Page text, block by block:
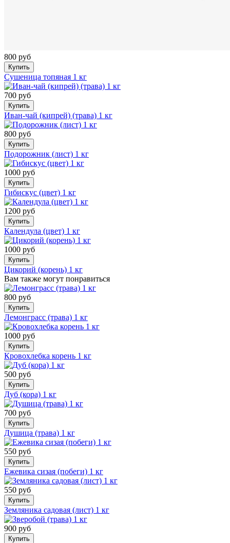
800 руб
Купить
Сушеница топяная 1 кг
700 руб
Купить
Иван-чай (кипрей) (трава) 1 кг
800 руб
Купить
Подорожник (лист) 1 кг
1000 руб
Купить
Гибискус (цвет) 1 кг
1200 руб
Купить
Календула (цвет) 1 кг
1000 руб
Купить
Цикорий (корень) 1 кг
Вам также могут понравиться
800 руб
Купить
Лемонграсс (трава) 1 кг
1000 руб
Купить
Кровохлебка корень 1 кг
500 руб
Купить
Дуб (кора) 1 кг
700 руб
Купить
Душица (трава) 1 кг
550 руб
Купить
Ежевика сизая (побеги) 1 кг
550 руб
Купить
Земляника садовая (лист) 1 кг
900 руб
Купить